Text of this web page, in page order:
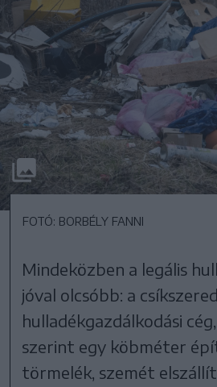
FOTÓ: BORBÉLY FANNI
Mindeközben a legális
jóval olcsóbb: a
hulladékgazdálkodási
szerint egy köbméter
törmelék, szemét